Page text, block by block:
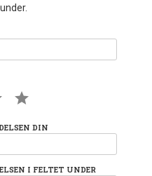
5 STAR
DIN
I FELTET UNDER